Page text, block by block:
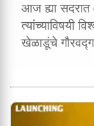
आज ह्या
त्यांच्याविषयी
खेळाडूंचे